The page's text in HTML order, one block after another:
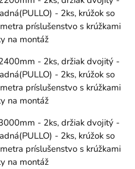
- 2ks, krúžok so
príslušenstvo s krúžkami
na montáž
- 2ks, držiak dvojitý -
- 2ks, krúžok so
príslušenstvo s krúžkami
na montáž
- 2ks, držiak dvojitý -
- 2ks, krúžok so
príslušenstvo s krúžkami
na montáž